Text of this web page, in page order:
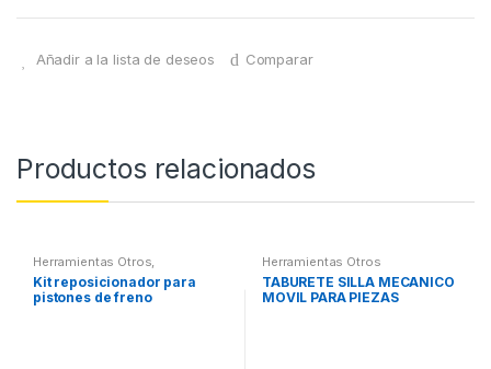
Añadir a la lista de deseos Comparar
Productos relacionados
Herramientas Otros,
Herramientas Frenos y
Refrigeración
Kit reposicionador para
pistones de freno
Herramientas Otros
TABURETE SILLA MECANICO
MOVIL PARA PIEZAS